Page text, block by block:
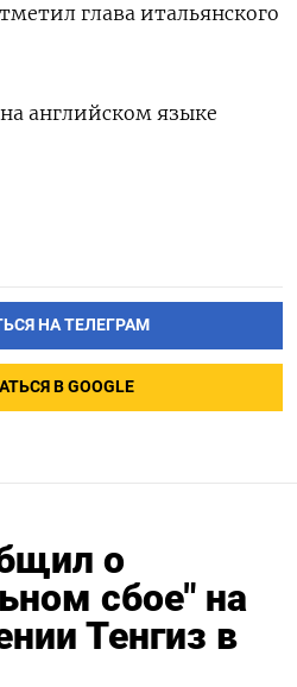
глава итальянского
английском ​языке
НА ТЕЛЕГРАМ
В GOOGLE
о
сбое" на
Тенгиз в